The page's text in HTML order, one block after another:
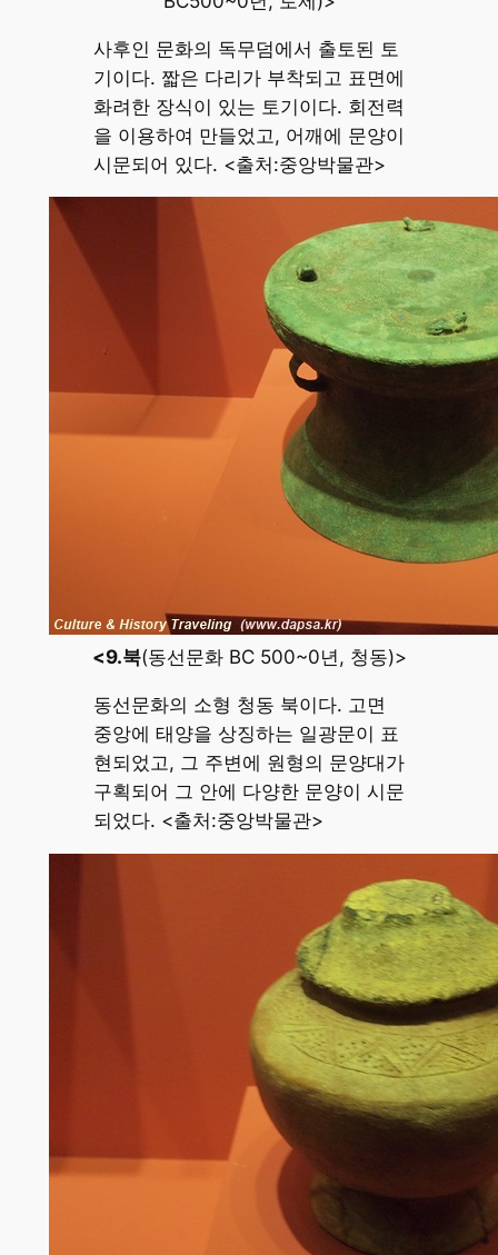
사후인 문화의 독무덤에서 출토된 토
기이다. 짧은 다리가 부착되고 표면에
화려한 장식이 있는 토기이다. 회전력
을 이용하여 만들었고, 어깨에 문양이
시문되어 있다. <출처:중앙박물관>
<9.북(동선문화 BC 500~0년, 청동)>
동선문화의 소형 청동 북이다. 고면
중앙에 태양을 상징하는 일광문이 표
현되었고, 그 주변에 원형의 문양대가
구획되어 그 안에 다양한 문양이 시문
되었다. <출처:중앙박물관>